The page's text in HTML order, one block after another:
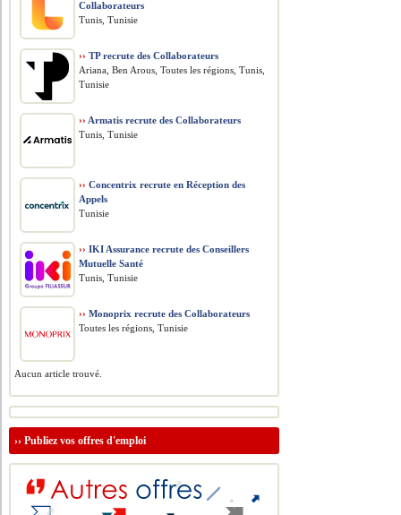
Collaborateurs
Tunis, Tunisie
›› TP recrute des Collaborateurs
Ariana, Ben Arous, Toutes les régions, Tunis,
Tunisie
›› Armatis recrute des Collaborateurs
Tunis, Tunisie
›› Concentrix recrute en Réception des
Appels
Tunisie
›› IKI Assurance recrute des Conseillers
Mutuelle Santé
Tunis, Tunisie
›› Monoprix recrute des Collaborateurs
Toutes les régions, Tunisie
Aucun article trouvé.
››Publiez vos offres d'emploi